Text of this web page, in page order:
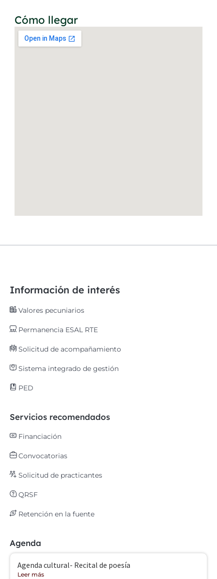
Cómo llegar
Información de interés
Valores pecuniarios
Permanencia ESAL RTE
Solicitud de acompañamiento
Sistema integrado de gestión
PED
Servicios recomendados
Financiación
Convocatorias
Solicitud de practicantes
QRSF
Retención en la fuente
Agenda
Agenda cultural- Recital de poesía
Leer más